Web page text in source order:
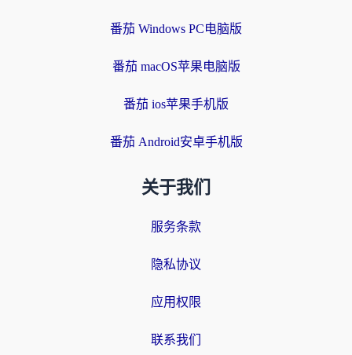
番茄 Windows PC电脑版
番茄 macOS苹果电脑版
番茄 ios苹果手机版
番茄 Android安卓手机版
关于我们
服务条款
隐私协议
应用权限
联系我们